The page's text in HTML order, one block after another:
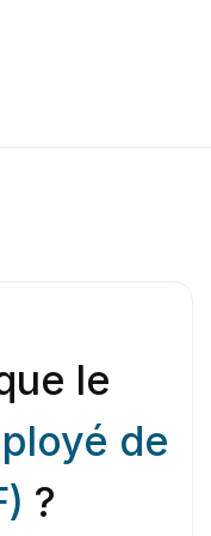
le
de
?